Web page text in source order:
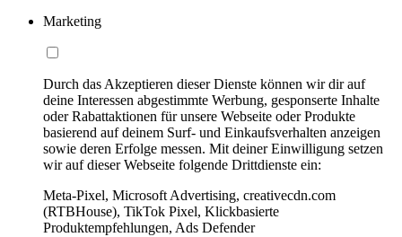
Marketing
Durch das Akzeptieren dieser Dienste können wir dir auf
deine Interessen abgestimmte Werbung, gesponserte Inhalte
oder Rabattaktionen für unsere Webseite oder Produkte
basierend auf deinem Surf- und Einkaufsverhalten anzeigen
sowie deren Erfolge messen. Mit deiner Einwilligung setzen
wir auf dieser Webseite folgende Drittdienste ein:
Meta-Pixel, Microsoft Advertising, creativecdn.com
(RTBHouse), TikTok Pixel, Klickbasierte
Produktempfehlungen, Ads Defender